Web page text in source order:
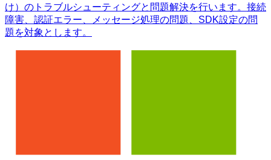
け）のトラブルシューティングと問題解決を行います。接続
障害、認証エラー、メッセージ処理の問題、SDK設定の問
題を対象とします。